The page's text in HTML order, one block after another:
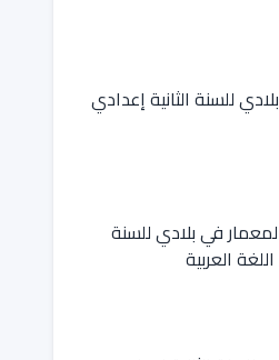
للسنة الثانية إعدادي
في بلادي للسنة
العربية